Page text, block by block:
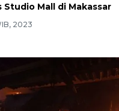
Studio Mall di Makassar
2023